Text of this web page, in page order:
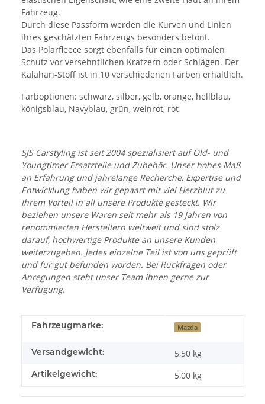
Fahrzeug.
Durch diese Passform werden die Kurven und Linien
ihres geschätzten Fahrzeugs besonders betont.
Das Polarfleece sorgt ebenfalls für einen optimalen
Schutz vor versehntlichen Kratzern oder Schlägen. Der
Kalahari-Stoff ist in 10 verschiedenen Farben erhältlich.
Farboptionen: schwarz, silber, gelb, orange, hellblau,
königsblau, Navyblau, grün, weinrot, rot
SJS Carstyling ist seit 2004 spezialisiert auf Old- und
Youngtimer Ersatzteile und Zubehör. Unser hohes Maß
an Erfahrung und jahrelange Recherche, Expertise und
Entwicklung haben wir gepaart mit viel Herzblut zu
Ihrem Vorteil in all unsere Produkte gesteckt. Wir
beziehen unsere Waren seit mehr als 19 Jahren von
renommierten Herstellern weltweit und sind stolz
darauf, hochwertige Produkte an unsere Kunden
weiterzugeben. Jedes einzelne Teil ist von uns geprüft
und für gut befunden worden. Bei Rückfragen oder
Anregungen steht unser Team Ihnen gerne zur
Verfügung.
Produkteigenschaft
Wert
Fahrzeugmarke: Mazda
Versandgewicht: 5,50 kg
Artikelgewicht: 5,00 kg